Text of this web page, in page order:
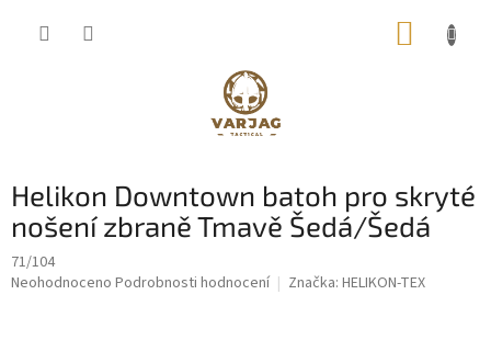
Helikon Downtown batoh pro skryté
nošení zbraně Tmavě Šedá/Šedá
71/104
Průměrné
Neohodnoceno Podrobnosti hodnocení Značka: HELIKON-TEX